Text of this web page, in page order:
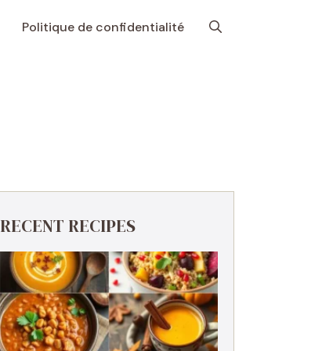
Politique de confidentialité
RECENT RECIPES